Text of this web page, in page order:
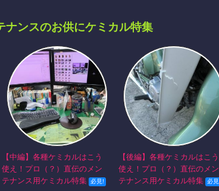
ナンスのお供にケミカル特集
【中編】各種ケミカルはこう
使え！プロ（？）直伝のメン
テナンス用ケミカル特集
【後編】各種ケミカルはこう
使え！プロ（？）直伝のメン
テナンス用ケミカル特集